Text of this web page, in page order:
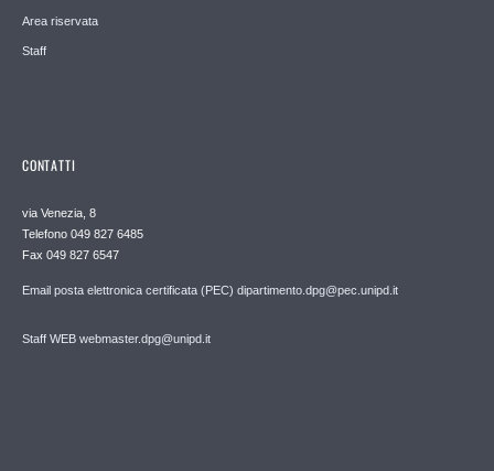
Area riservata
Staff
CONTATTI
via Venezia, 8
Telefono 049 827 6485
Fax 049 827 6547
Email posta elettronica certificata (PEC) dipartimento.dpg@pec.unipd.it
Staff WEB webmaster.dpg@unipd.it